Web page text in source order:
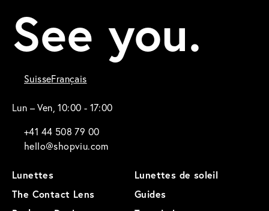
See you.
SuisseFrançais
Lun – Ven, 10:00 - 17:00
+41 44 508 79 00
hello@shopviu.com
Lunettes
Lunettes de soleil
The Contact Lens
Guides